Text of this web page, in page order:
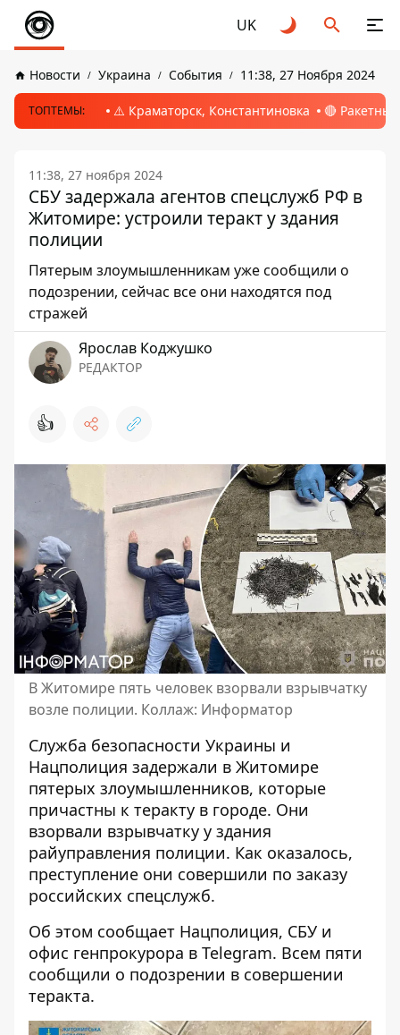
UK
Новости Украина События 11:38, 27 Ноября 2024
ТОПТЕМЫ: ⚠️ Краматорск, Константиновка 🔴
11:38, 27 ноября 2024
СБУ задержала агентов спецслужб РФ в
Житомире: устроили теракт у здания
полиции
Пятерым злоумышленникам уже сообщили о
подозрении, сейчас все они находятся под
стражей
Ярослав Коджушко
РЕДАКТОР
👍
В Житомире пять человек взорвали взрывчатку
возле полиции. Коллаж: Информатор
Служба безопасности Украины и
Нацполиция задержали в Житомире
пятерых злоумышленников, которые
причастны к теракту в городе. Они
взорвали взрывчатку у здания
райуправления полиции. Как оказалось,
преступление они совершили по заказу
российских спецслужб.
Об этом сообщает Нацполиция, СБУ и
офис генпрокурора в Telegram. Всем пяти
сообщили о подозрении в совершении
теракта.